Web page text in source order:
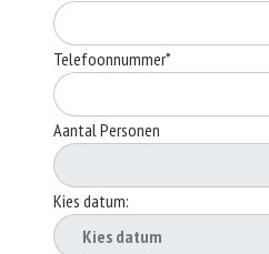
Telefoonnummer*
Aantal Personen
Kies datum: